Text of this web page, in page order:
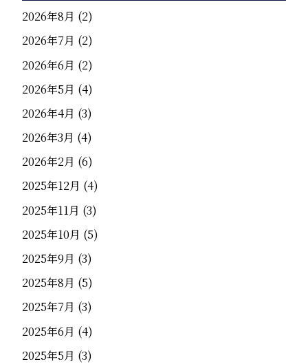
2026年8月 (2)
2026年7月 (2)
2026年6月 (2)
2026年5月 (4)
2026年4月 (3)
2026年3月 (4)
2026年2月 (6)
2025年12月 (4)
2025年11月 (3)
2025年10月 (5)
2025年9月 (3)
2025年8月 (5)
2025年7月 (3)
2025年6月 (4)
2025年5月 (3)